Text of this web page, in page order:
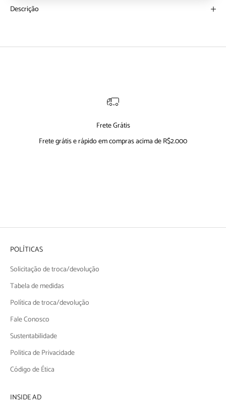
Descrição
Frete Grátis
Frete grátis e rápido em compras acima de R$2.000
POLÍTICAS
Solicitação de troca/devolução
Tabela de medidas
Política de troca/devolução
Fale Conosco
Sustentabilidade
Politica de Privacidade
Código de Ética
INSIDE AD